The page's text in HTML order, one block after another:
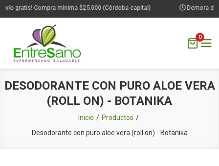
gratis! Compra mínima $25.000 (Córdoba capital) Demora de
0
DESODORANTE CON PURO ALOE VERA
(ROLL ON) - BOTANIKA
Inicio
Productos
Desodorante con puro aloe vera (roll on) - Botanika